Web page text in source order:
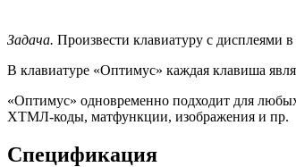
Задача. Произвести клавиатуру с дисплеями
В клавиатуре «Оптимус» каждая клавиша
«Оптимус» одновременно подходит для
ХТМЛ-коды, матфункции, изображения и пр.
Спецификация